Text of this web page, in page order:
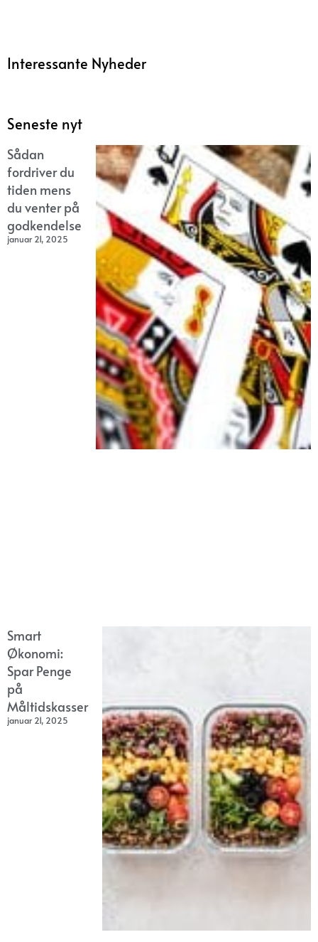
Interessante Nyheder
Seneste nyt
Sådan
fordriver du
tiden mens
du venter på
godkendelse
januar 21, 2025
Smart
Økonomi:
Spar Penge
på
Måltidskasser
januar 21, 2025